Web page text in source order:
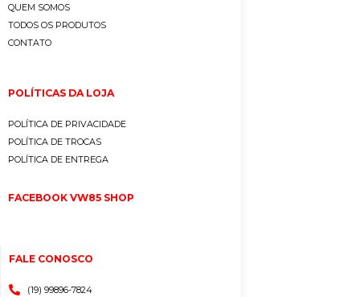
QUEM SOMOS
TODOS OS PRODUTOS
CONTATO
POLÍTICAS DA LOJA
POLÍTICA DE PRIVACIDADE
POLÍTICA DE TROCAS
POLÍTICA DE ENTREGA
FACEBOOK VW85 SHOP
FALE CONOSCO
(19) 99896-7824